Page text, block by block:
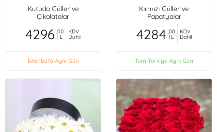
Kutuda Güller ve
Çikolatalar
4296 ,00
TL
KDV
Dahil
İstanbul'a Aynı Gün
Kırmızı Güller ve
Papatyalar
4284 ,00
TL
KDV
Dahil
Tüm Türkiye Aynı Gün